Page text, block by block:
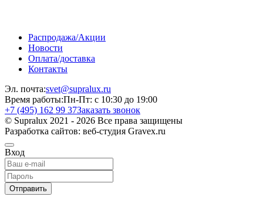
Распродажа/Акции
Новости
Оплата/доставка
Контакты
Эл. почта:svet@supralux.ru
Время работы:Пн-Пт: с 10:30 до 19:00
+7 (495) 162 99 37Заказать звонок
© Supralux 2021 - 2026 Все права защищены
Разработка сайтов: веб-студия Gravex.ru
Вход
Отправить